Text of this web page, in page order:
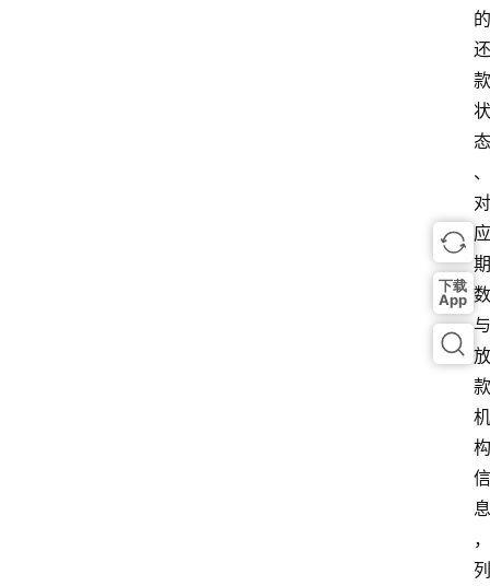
的
还
款
状
态
、
对
应
期
数
与
放
款
机
构
信
息
，
列
下载
App